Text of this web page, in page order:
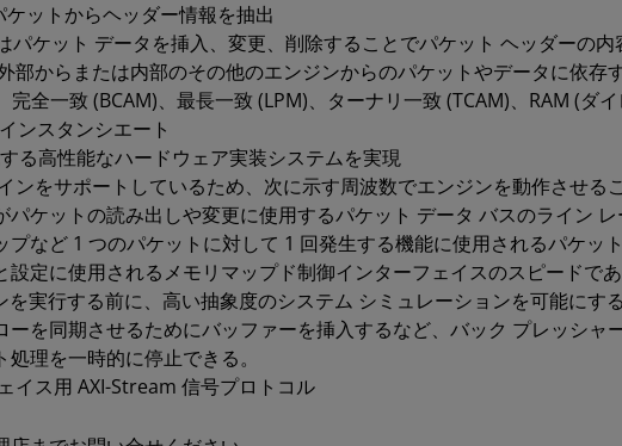
ットからヘッダー情報を抽出
パケット データを挿入、変更、削除することでパケット ヘッダーの内
部からまたは内部のその他のエンジンからのパケットやデータに依存
全一致 (BCAM)、最長一致 (LPM)、ターナリ一致 (TCAM)、RAM (ダ
ンスタンシエート
る高性能なハードウェア実装システムを実現
ンをサポートしているため、次に示す周波数でエンジンを動作させる
パケットの読み出しや変更に使用するパケット データ バスのライン レ
プなど 1 つのパケットに対して 1 回発生する機能に使用されるパケッ
設定に使用されるメモリマップド制御インターフェイスのスピードで
を実行する前に、高い抽象度のシステム シミュレーションを可能にす
ーを同期させるためにバッファーを挿入するなど、バック プレッシ
理を一時的に停止できる。
イス用 AXI-Stream 信号プロトコル